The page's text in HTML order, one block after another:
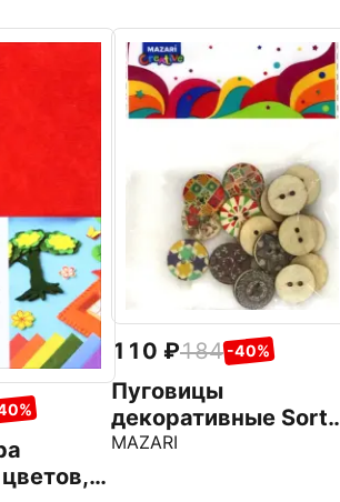
8
110 184 -40%
Пуговицы
декоративные Sorti,
18 штук
MAZARI